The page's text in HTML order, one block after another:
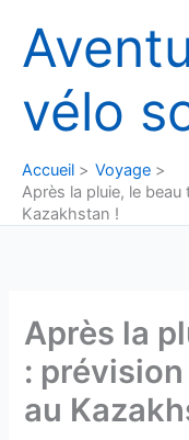
contenu
vélo
Accueil
Voyage
Après la pluie, le
Kazakhstan !
Après la
:
au